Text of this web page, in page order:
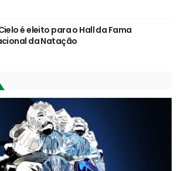
é eleito para o Hall da Fama
da Natação